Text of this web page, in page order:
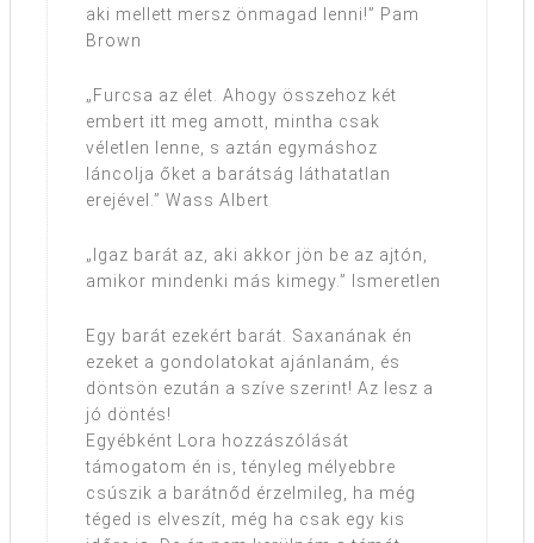
aki mellett mersz önmagad lenni!” Pam
Brown
„Furcsa az élet. Ahogy összehoz két
embert itt meg amott, mintha csak
véletlen lenne, s aztán egymáshoz
láncolja őket a barátság láthatatlan
erejével.” Wass Albert
„Igaz barát az, aki akkor jön be az ajtón,
amikor mindenki más kimegy.” Ismeretlen
Egy barát ezekért barát. Saxanának én
ezeket a gondolatokat ajánlanám, és
döntsön ezután a szíve szerint! Az lesz a
jó döntés!
Egyébként Lora hozzászólását
támogatom én is, tényleg mélyebbre
csúszik a barátnőd érzelmileg, ha még
téged is elveszít, még ha csak egy kis